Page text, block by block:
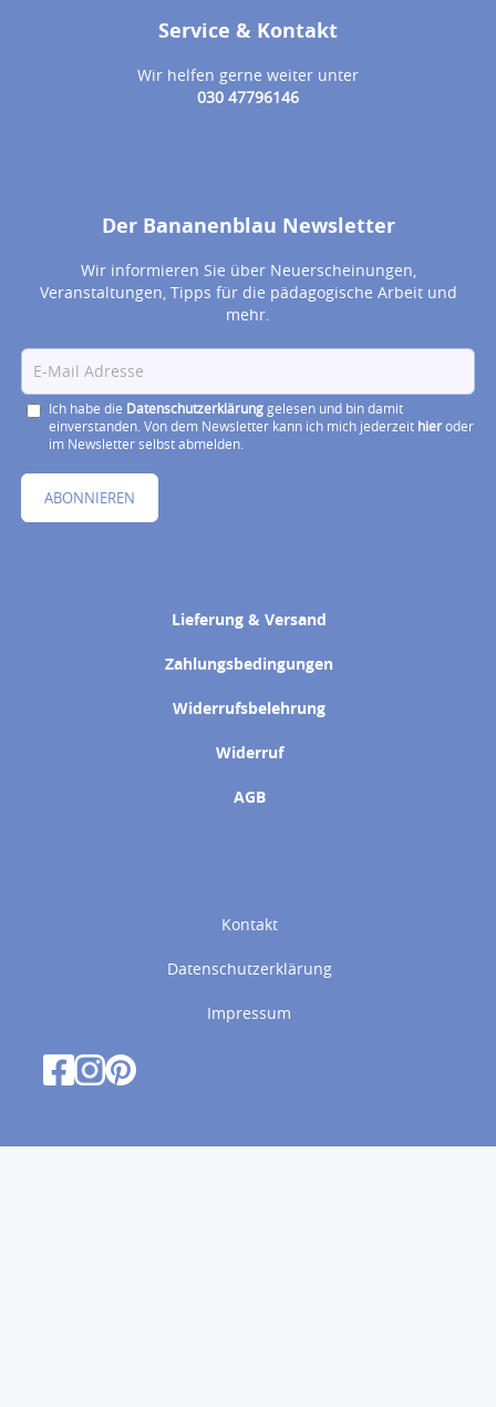
Service & Kontakt
Wir helfen gerne weiter unter
030 47796146
Der Bananenblau Newsletter
Wir informieren Sie über Neuerscheinungen,
Veranstaltungen, Tipps für die pädagogische Arbeit und
mehr.
Ich habe die Datenschutzerklärunggelesen und bin damit
einverstanden. Von dem Newsletter kann ich mich jederzeit hieroder
im Newsletter selbst abmelden.
ABONNIEREN
Lieferung & Versand
Zahlungsbedingungen
Widerrufsbelehrung
Widerruf
AGB
Kontakt
Datenschutzerklärung
Impressum